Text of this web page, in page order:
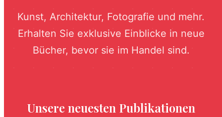
Kunst, Architektur, Fotografie und mehr.
Erhalten Sie exklusive Einblicke in neue
Bücher, bevor sie im Handel sind.
Unsere neuesten Publikationen